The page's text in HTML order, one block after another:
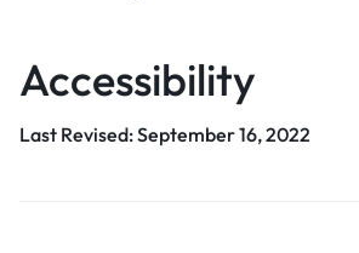
Accessibility
Last Revised: September 16, 2022